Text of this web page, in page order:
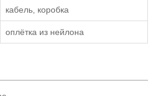
кабель, коробка
оплётка из нейлона